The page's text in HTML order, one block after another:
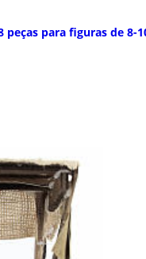
para figuras de 8-